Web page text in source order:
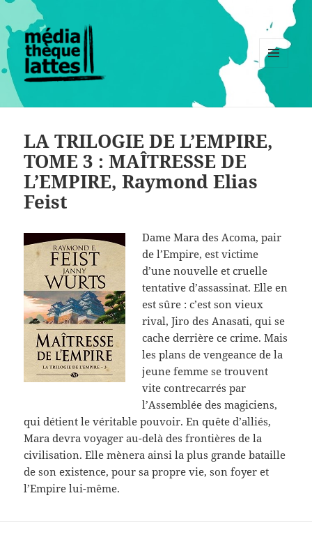
MENU
WIDGETS
LA TRILOGIE DE L’EMPIRE,
TOME 3 : MAÎTRESSE DE
L’EMPIRE, Raymond Elias
Feist
Dame Mara des Acoma, pair
de l’Empire, est victime
d’une nouvelle et cruelle
tentative d’assassinat. Elle en
est sûre : c’est son vieux
rival, Jiro des Anasati, qui se
cache derrière ce crime. Mais
les plans de vengeance de la
jeune femme se trouvent
vite contrecarrés par
l’Assemblée des magiciens,
qui détient le véritable pouvoir. En quête d’alliés,
Mara devra voyager au-delà des frontières de la
civilisation. Elle mènera ainsi la plus grande bataille
de son existence, pour sa propre vie, son foyer et
l’Empire lui-même.